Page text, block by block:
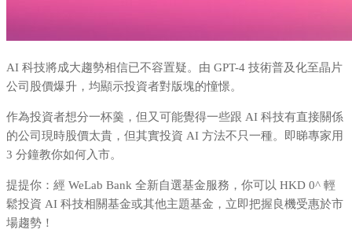
AI 科技將成大趨勢相信已不容置疑。由 GPT-4 技術普及化至晶片
公司股價爆升，均顯示投資者對版塊的憧憬。
作為投資者想分一杯羹，但又可能覺得一些跟 AI 科技有直接關係
的公司現時股價太貴，但其實投資 AI 方法不只一種。即睇專家用
3 分鐘教你如何入市。
提提你：經 WeLab Bank 全新自選基金服務，你可以 HKD 0^ 輕
鬆投資 AI 科技相關基金或其他主題基金，立即把握良機受惠於市
場趨勢！